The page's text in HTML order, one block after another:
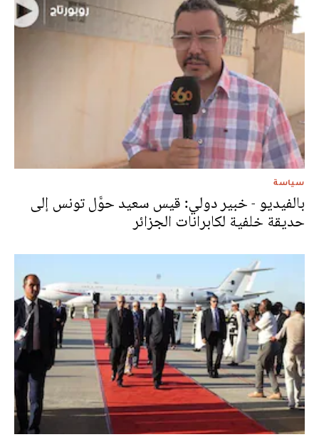
سياسة
بالفيديو - خبير دولي: قيس سعيد حوَّل تونس إلى
حديقة خلفية لكابرانات الجزائر